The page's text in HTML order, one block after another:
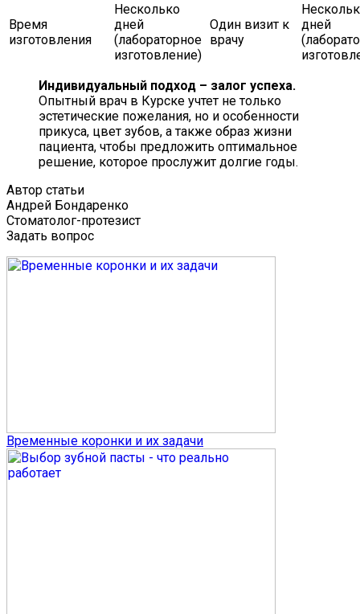
Время
изготовления
Несколько
дней
(лабораторное
изготовление)
Один визит к
врачу
дней
Индивидуальный подход – залог успеха.
Опытный врач в Курске учтет не только
эстетические пожелания, но и особенности
прикуса, цвет зубов, а также образ жизни
пациента, чтобы предложить оптимальное
решение, которое прослужит долгие годы.
Автор статьи
Андрей Бондаренко
Стоматолог-протезист
Задать вопрос
Временные коронки и их задачи